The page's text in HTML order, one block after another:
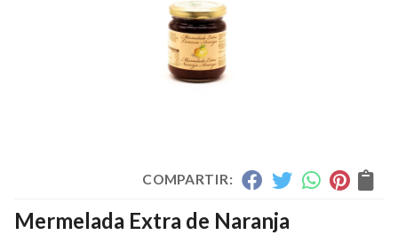
COMPARTIR:
Mermelada Extra de Naranja